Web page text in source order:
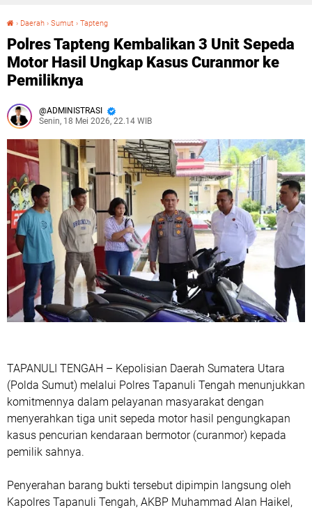
› Daerah › Sumut › Tapteng
Polres Tapteng Kembalikan 3 Unit Sepeda
Motor Hasil Ungkap Kasus Curanmor ke
Pemiliknya
ADMINISTRASI
Senin, 18 Mei 2026, 22.14 WIB
TAPANULI TENGAH – Kepolisian Daerah Sumatera Utara
(Polda Sumut) melalui Polres Tapanuli Tengah menunjukkan
komitmennya dalam pelayanan masyarakat dengan
menyerahkan tiga unit sepeda motor hasil pengungkapan
kasus pencurian kendaraan bermotor (curanmor) kepada
pemilik sahnya.
Penyerahan barang bukti tersebut dipimpin langsung oleh
Kapolres Tapanuli Tengah, AKBP Muhammad Alan Haikel,